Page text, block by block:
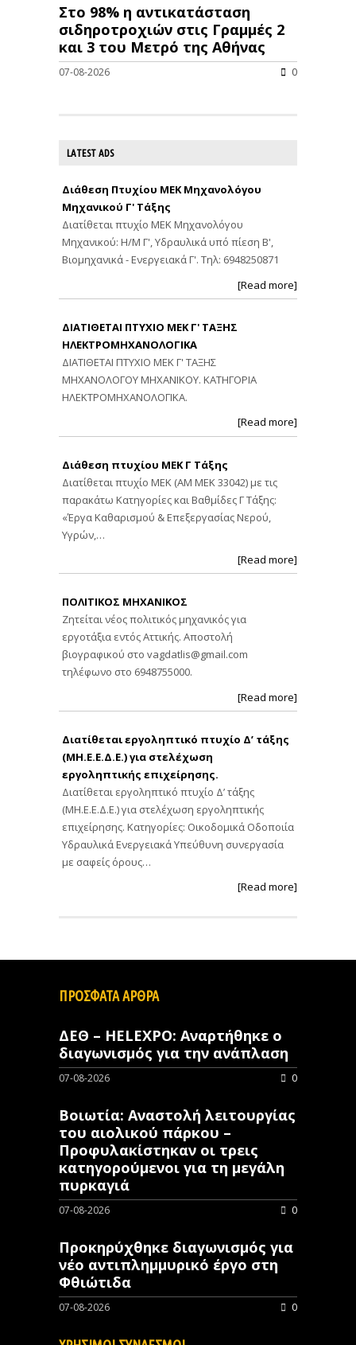
Στο 98% η αντικατάσταση
σιδηροτροχιών στις Γραμμές 2
και 3 του Μετρό της Αθήνας
07-08-2026 0
LATEST ADS
Διάθεση Πτυχίου ΜΕΚ Μηχανολόγου
Μηχανικού Γ' Τάξης
Διατίθεται πτυχίο ΜΕΚ Μηχανολόγου
Μηχανικού: Η/Μ Γ', Υδραυλικά υπό πίεση Β',
Βιομηχανικά - Ενεργειακά Γ'. Τηλ: 6948250871
[Read more]
ΔΙΑΤΙΘΕΤΑΙ ΠΤΥΧΙΟ ΜΕΚ Γ' ΤΑΞΗΣ
ΗΛΕΚΤΡΟΜΗΧΑΝΟΛΟΓΙΚΑ
ΔΙΑΤΙΘΕΤΑΙ ΠΤΥΧΙΟ ΜΕΚ Γ' ΤΑΞΗΣ
ΜΗΧΑΝΟΛΟΓΟΥ ΜΗΧΑΝΙΚΟΥ. ΚΑΤΗΓΟΡΙΑ
ΗΛΕΚΤΡΟΜΗΧΑΝΟΛΟΓΙΚΑ.
[Read more]
Διάθεση πτυχίου ΜΕΚ Γ Τάξης
Διατίθεται πτυχίο ΜΕΚ (ΑΜ ΜΕΚ 33042) με τις
παρακάτω Κατηγορίες και Βαθμίδες Γ Τάξης:
«Έργα Καθαρισμού & Επεξεργασίας Νερού,
Υγρών,…
[Read more]
ΠΟΛΙΤΙΚΟΣ ΜΗΧΑΝΙΚΟΣ
Ζητείται νέος πολιτικός μηχανικός για
εργοτάξια εντός Αττικής. Αποστολή
βιογραφικού στο vagdatlis@gmail.com
τηλέφωνο στο 6948755000.
[Read more]
Διατίθεται εργοληπτικό πτυχίο Δ’ τάξης
(ΜΗ.Ε.Ε.Δ.Ε.) για στελέχωση
εργοληπτικής επιχείρησης.
Διατίθεται εργοληπτικό πτυχίο Δ’ τάξης
(ΜΗ.Ε.Ε.Δ.Ε.) για στελέχωση εργοληπτικής
επιχείρησης. Κατηγορίες: Οικοδομικά Οδοποιία
Υδραυλικά Ενεργειακά Υπεύθυνη συνεργασία
με σαφείς όρους…
[Read more]
ΠΡΟΣΦΑΤΑ ΑΡΘΡΑ
ΔΕΘ – HELEXPO: Αναρτήθηκε ο
διαγωνισμός για την ανάπλαση
07-08-2026 0
Βοιωτία: Αναστολή λειτουργίας
του αιολικού πάρκου –
Προφυλακίστηκαν οι τρεις
κατηγορούμενοι για τη μεγάλη
πυρκαγιά
07-08-2026 0
Προκηρύχθηκε διαγωνισμός για
νέo αντιπλημμυρικό έργο στη
Φθιώτιδα
07-08-2026 0